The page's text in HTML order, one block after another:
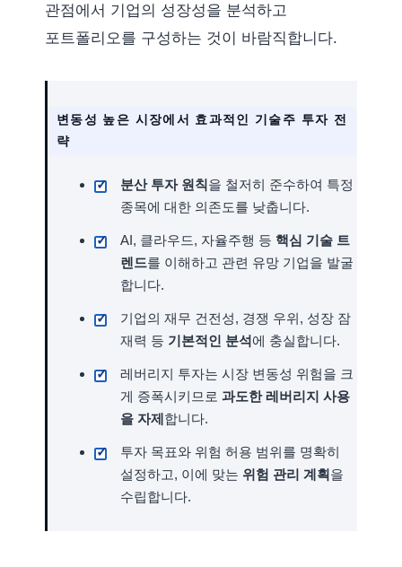
관점에서 기업의 성장성을 분석하고
포트폴리오를 구성하는 것이 바람직합니다.
변동성 높은 시장에서 효과적인 기술주 투자 전
략
분산 투자 원칙을 철저히 준수하여 특정
종목에 대한 의존도를 낮춥니다.
AI, 클라우드, 자율주행 등 핵심 기술 트
렌드를 이해하고 관련 유망 기업을 발굴
합니다.
기업의 재무 건전성, 경쟁 우위, 성장 잠
재력 등 기본적인 분석에 충실합니다.
레버리지 투자는 시장 변동성 위험을 크
게 증폭시키므로 과도한 레버리지 사용
을 자제합니다.
투자 목표와 위험 허용 범위를 명확히
설정하고, 이에 맞는 위험 관리 계획을
수립합니다.